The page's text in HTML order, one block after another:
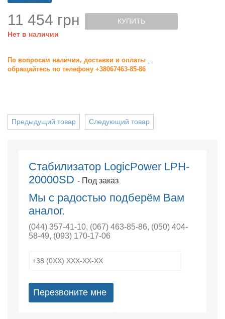
11 454 грн
Нет в наличии
КУПИТЬ
По вопросам наличия, доставки и оплаты
обращайтесь по телефону +38067463-85-86
Следующий товар
Предыдущий товар
Стабилизатор LogicPower LPH-
20000SD - Под заказ
Мы с радостью подберём Вам
аналог.
(044) 357-41-10, (067) 463-85-86, (050) 404-
58-49, (093) 170-17-06
Перезвоните мне